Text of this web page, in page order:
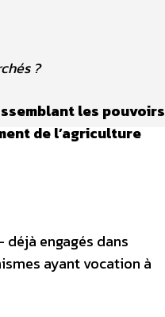
?
les pouvoirs
de l’agriculture
engagés dans
ayant vocation à